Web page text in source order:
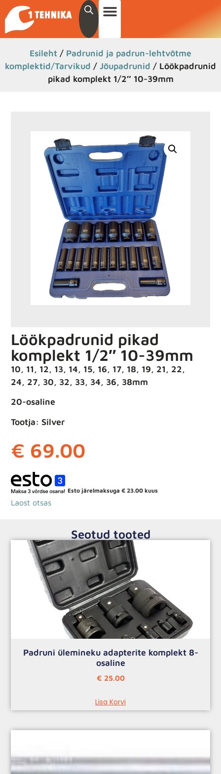
Esileht / Padrunid ja padrun-lehtvõtme
komplektid/Tarvikud / Jõupadrunid / Löökpadrunid
pikad komplekt 1/2″ 10-39mm
Löökpadrunid pikad
komplekt 1/2″ 10-39mm
10, 11, 12, 13, 14, 15, 16, 17, 18, 19, 21, 22,
24, 27, 30, 32, 33, 34, 36, 38mm
20-osaline
Tootja: Silver
€ 69.00
Esto järelmaksuga€ 23.00 kuus
Laost otsas
Seotud tooted
Padruni ülemineku adapterite komplekt 8-
osaline
€ 25.00
Lisa Korvi